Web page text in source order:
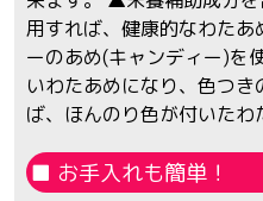
用すれば、健康的なわた
ーのあめ(キャンディー)を
いわたあめになり、色つ
ば、ほんのり色が付いたわ
■ お手入れも簡単！